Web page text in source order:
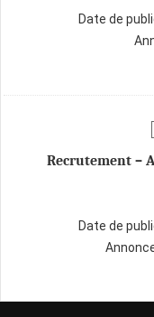
Date de
Recrutement –
Date de